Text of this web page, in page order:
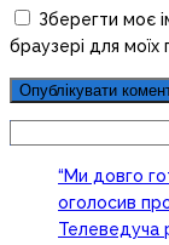
Зберегти моє
браузері для
“Ми довго
оголосив
Телеведуча